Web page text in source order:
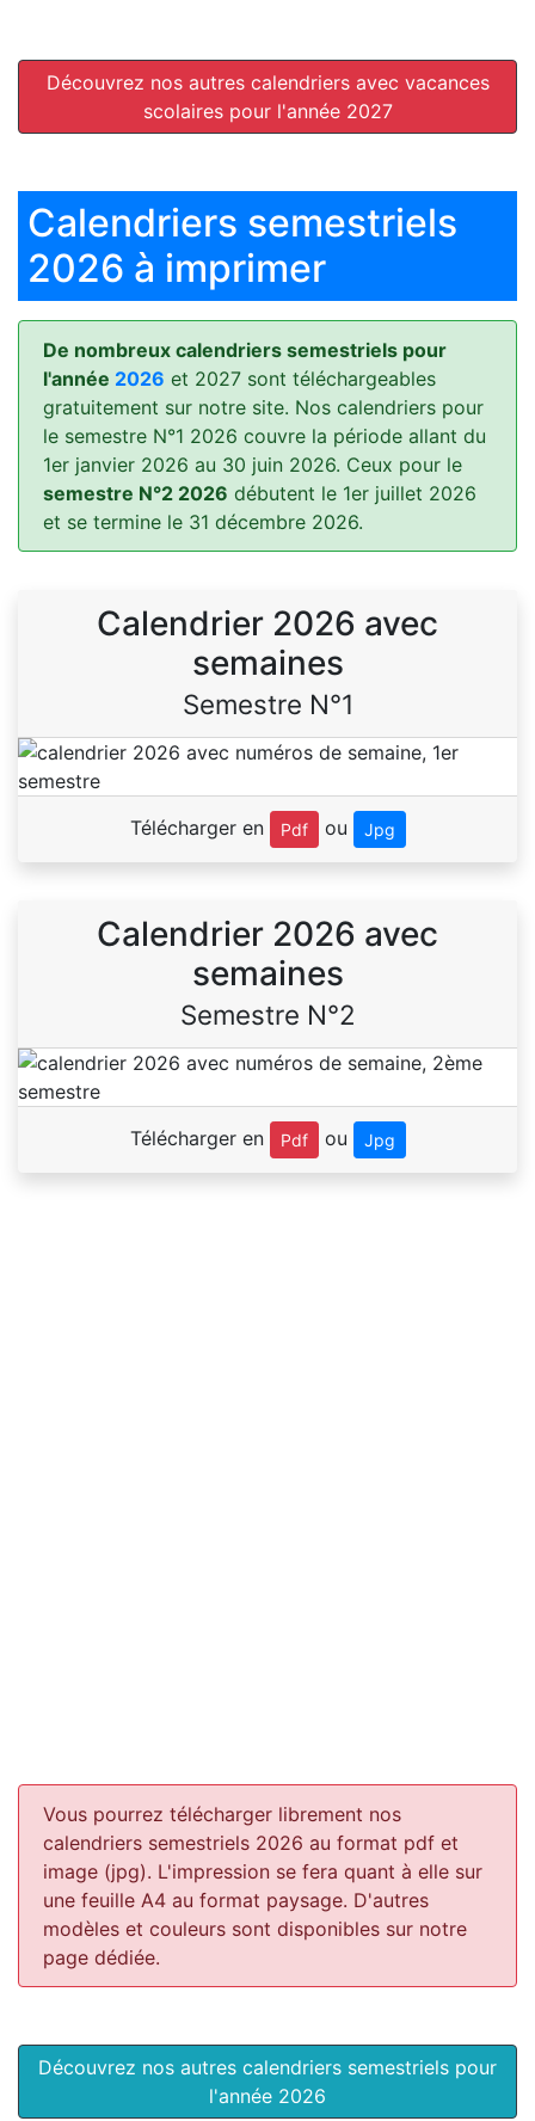
Découvrez nos autres calendriers avec vacances
scolaires pour l'année 2027
Calendriers semestriels
2026 à imprimer
De nombreux calendriers semestriels pour
l'année 2026 et 2027 sont téléchargeables
gratuitement sur notre site. Nos calendriers pour
le semestre N°1 2026 couvre la période allant du
1er janvier 2026 au 30 juin 2026. Ceux pour le
semestre N°2 2026 débutent le 1er juillet 2026
et se termine le 31 décembre 2026.
Calendrier 2026 avec
semaines
Semestre N°1
Télécharger en Pdf ou Jpg
Calendrier 2026 avec
semaines
Semestre N°2
Télécharger en Pdf ou Jpg
Vous pourrez télécharger librement nos
calendriers semestriels 2026 au format pdf et
image (jpg). L'impression se fera quant à elle sur
une feuille A4 au format paysage. D'autres
modèles et couleurs sont disponibles sur notre
page dédiée.
Découvrez nos autres calendriers semestriels pour
l'année 2026